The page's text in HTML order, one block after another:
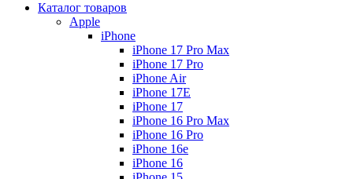
Каталог товаров
Apple
iPhone
iPhone 17 Pro Max
iPhone 17 Pro
iPhone Air
iPhone 17E
iPhone 17
iPhone 16 Pro Max
iPhone 16 Pro
iPhone 16e
iPhone 16